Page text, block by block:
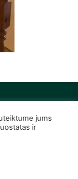
jums
ir